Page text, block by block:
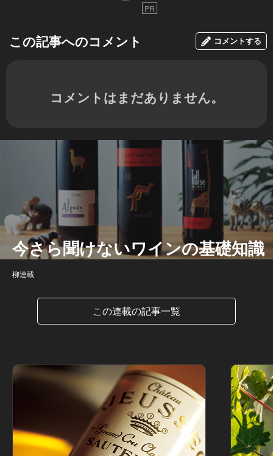
PR
この記事へのコメント コメントする
コメントはまだありません。
今さら聞けないワインの基礎知識
柳連載
この連載の記事一覧